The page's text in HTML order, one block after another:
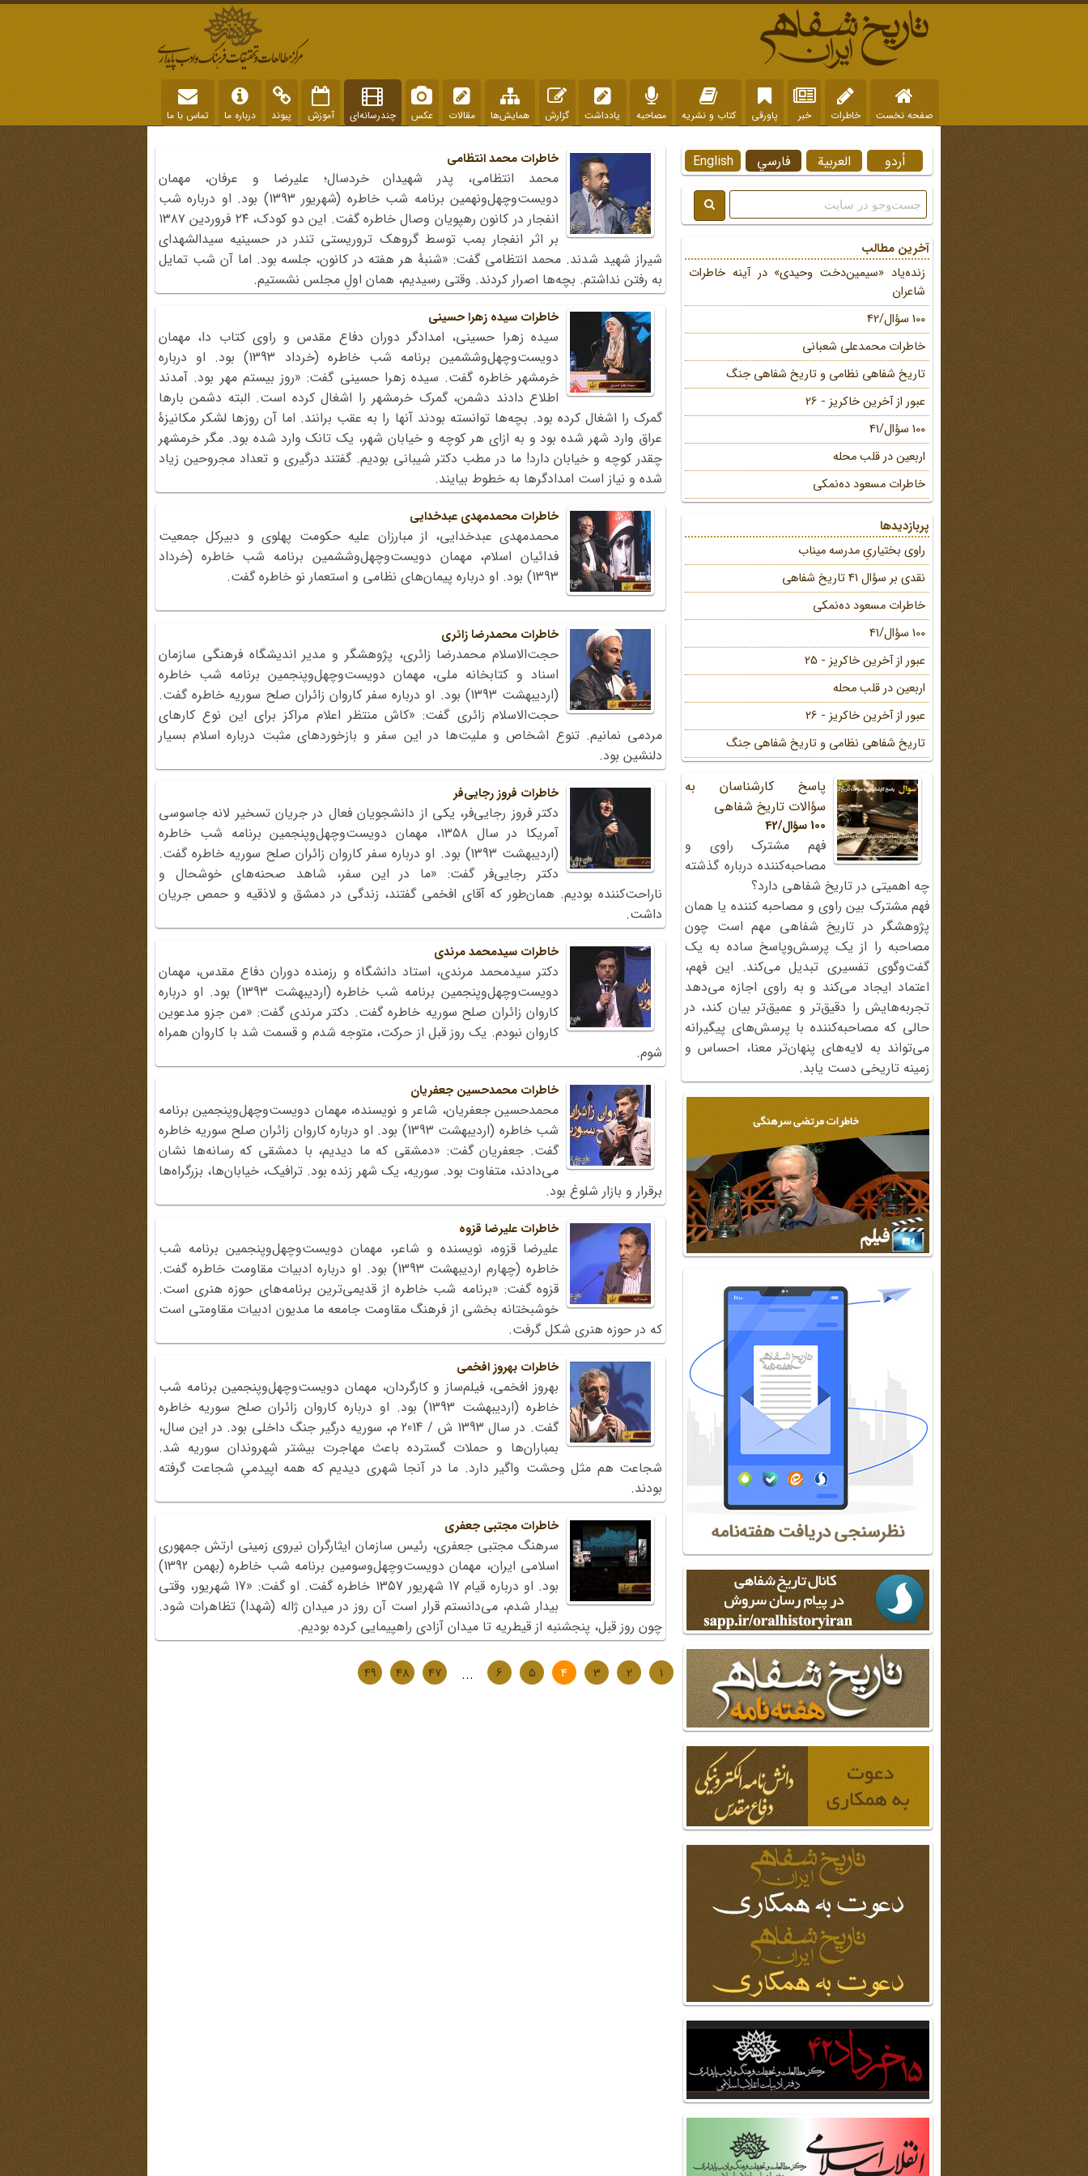
صفحه نخست خاطرات خبر پاورقی کتاب و نشریه مصاحبه یادداشت گزارش همایش‌ها مقالات عکس چندرسانه‌ای آموزش پیوند درباره ما تماس با ما
خاطرات محمد انتظامی
محمد انتظامی، پدر شهیدان خردسال؛ علیرضا و عرفان، مهمان
دویست‌وچهل‌ونهمین برنامه شب خاطره (شهریور 1393) بود. او درباره شب
انفجار در کانون رهپویان وصال خاطره گفت. این دو کودک، ۲۴‌ فروردین‌ ۱۳۸۷
بر اثر انفجار بمب توسط گروهک تروریستی تندر در حسینیه سیدالشهدای
شیراز شهید شدند. محمد انتظامی گفت: «شنبۀ هر هفته در کانون، جلسه بود. اما آن شب تمایل
به رفتن نداشتم. بچه‌ها اصرار کردند. وقتی رسیدیم، همان اولِ مجلس نشستیم.
خاطرات سیده زهرا حسینی
سیده زهرا حسینی، امدادگر دوران دفاع مقدس و راوی کتاب دا، مهمان
دویست‌وچهل‌وششمین برنامه شب خاطره (خرداد 1393) بود. او درباره
خرمشهر خاطره گفت. سیده زهرا حسینی گفت: «روز بیستم مهر بود. آمدند
اطلاع دادند دشمن، گمرک خرمشهر را اشغال کرده است. البته دشمن بارها
گمرک را اشغال کرده بود. بچه‌ها توانسته بودند آنها را به عقب برانند. اما آن روزها لشکر مکانیزۀ
عراق وارد شهر شده بود و به ازای هر کوچه و خیابان شهر، یک تانک وارد شده بود. مگر خرمشهر
چقدر کوچه و خیابان دارد! ما در مطب دکتر شیبانی بودیم. گفتند درگیری و تعداد مجروحین زیاد
شده و نیاز است امدادگرها به خطوط بیایند.
خاطرات محمدمهدی عبدخدایی
محمدمهدی عبدخدایی، از مبارزان علیه حکومت پهلوی و دبیرکل جمعیت
فدائیان اسلام، مهمان دویست‌وچهل‌وششمین برنامه شب خاطره (خرداد
1393) بود. او درباره پیمان‌های نظامی و استعمار نو خاطره گفت.
خاطرات محمدرضا زائری
حجت‌الاسلام محمدرضا زائری، پژوهشگر و مدیر اندیشگاه فرهنگی سازمان
اسناد و کتابخانه ملی، مهمان دویست‌وچهل‌وپنجمین برنامه شب خاطره
(اردیبهشت 1393) بود. او درباره سفر کاروان زائران صلح سوریه خاطره گفت.
حجت‌الاسلام زائری گفت: «کاش منتظر اعلام مراکز برای این نوع کارهای
مردمی نمانیم. تنوع اشخاص و ملیت‌ها در این سفر و بازخوردهای مثبت درباره اسلام بسیار
دلنشین بود.
خاطرات فروز رجایی‌فر
دکتر فروز رجایی‌فر، یکی از دانشجویان فعال در جریان تسخیر لانه جاسوسی
آمریکا در سال ۱۳۵۸، مهمان دویست‌وچهل‌وپنجمین برنامه شب خاطره
(اردیبهشت 1393) بود. او درباره سفر کاروان زائران صلح سوریه خاطره گفت.
دکتر رجایی‌فر گفت: «ما در این سفر، شاهد صحنه‌های خوشحال و
ناراحت‌کننده بودیم. همان‌طور که آقای افخمی گفتند، زندگی در دمشق و لاذقیه و حمص جریان
داشت.
خاطرات سیدمحمد مرندی
دکتر سیدمحمد مرندی، استاد دانشگاه و رزمنده دوران دفاع مقدس، مهمان
دویست‌وچهل‌وپنجمین برنامه شب خاطره (اردیبهشت 1393) بود. او درباره
کاروان زائران صلح سوریه خاطره گفت. دکتر مرندی گفت: «من جزو مدعوین
کاروان نبودم. یک روز قبل از حرکت، متوجه شدم و قسمت شد با کاروان همراه
شوم.
خاطرات محمدحسین جعفریان
محمدحسین جعفریان، شاعر و نویسنده، مهمان دویست‌وچهل‌وپنجمین برنامه
شب خاطره (اردیبهشت 1393) بود. او درباره کاروان زائران صلح سوریه خاطره
گفت. جعفریان گفت: «دمشقی که ما دیدیم، با دمشقی که رسانه‌ها نشان
می‌دادند، متفاوت بود. سوریه، یک شهر زنده بود. ترافیک، خیابان‌ها، بزرگراه‌ها
برقرار و بازار شلوغ بود.
خاطرات علیرضا قزوه
علیرضا قزوه، نویسنده و شاعر، مهمان دویست‌وچهل‌وپنجمین برنامه شب
خاطره (چهارم اردیبهشت 1393) بود. او درباره ادبیات مقاومت خاطره گفت.
قزوه گفت: «برنامه شب خاطره از قدیمی‌ترین برنامه‌های حوزه هنری است.
خوشبختانه بخشی از فرهنگ مقاومت جامعه ما مدیون ادبیات مقاومتی است
که در حوزه هنری شکل گرفت.
خاطرات بهروز افخمی
بهروز افخمی، فیلم‌ساز و کارگردان، مهمان دویست‌وچهل‌وپنجمین برنامه شب
خاطره (اردیبهشت 1393) بود. او درباره کاروان زائران صلح سوریه خاطره
گفت. در سال 1393 ش / 2014 م، سوریه درگیر جنگ داخلی بود. در این سال،
بمباران‌ها و حملات گسترده باعث مهاجرت بیشتر شهروندان سوریه شد.
شجاعت هم مثل وحشت واگیر دارد. ما در آنجا شهری دیدیم که همه اپیدمیِ شجاعت گرفته
بودند.
خاطرات مجتبی جعفری
سرهنگ مجتبی جعفری، رئیس سازمان ایثارگران نیروی ‌زمینی ارتش جمهوری
اسلامی ایران، مهمان دویست‌وچهل‌وسومین برنامه شب خاطره (بهمن 1392)
بود. او درباره قیام 17 شهریور 1357 خاطره گفت. او گفت: «17 شهریور، وقتی
بیدار شدم، می‌دانستم قرار است آن روز در میدان ژاله (شهدا) تظاهرات شود.
چون روز قبل، پنجشنبه از قیطریه تا میدان آزادی راهپیمایی کرده بودیم.
1
2
3
4
5
6
...
47
48
49
English فارسي العربية اُردو
آخرین مطالب
زنده‌یاد «سیمین‌دخت وحیدی» در آینه خاطرات
شاعران
100 سؤال/42
خاطرات محمد‌علی شعبانی
تاریخ شفاهی نظامی و تاریخ شفاهی جنگ
عبور از آخرین خاکریز - 26
100 سؤال/41
اربعین در قلب محله
خاطرات مسعود ده‌نمکی
پربازدیدها
راوی بختیاریِ مدرسه میناب
نقدی بر سؤال 41 تاریخ شفاهی
خاطرات مسعود ده‌نمکی
100 سؤال/41
عبور از آخرین خاکریز - 25
اربعین در قلب محله
عبور از آخرین خاکریز - 26
تاریخ شفاهی نظامی و تاریخ شفاهی جنگ
پاسخ کارشناسان به
سؤالات تاریخ شفاهی
100 سؤال/42
فهم مشترک راوی و
مصاحبه‌کننده درباره گذشته
چه اهمیتی در تاریخ شفاهی دارد؟
فهم مشترک بین راوی و مصاحبه کننده یا همان
پژوهشگر در تاریخ شفاهی مهم است چون
مصاحبه را از یک پرسش‌وپاسخ ساده به یک
گفت‌وگوی تفسیری تبدیل می‌کند. این فهم،
اعتماد ایجاد می‌کند و به راوی اجازه می‌دهد
تجربه‌هایش را دقیق‌تر و عمیق‌تر بیان کند، در
حالی که مصاحبه‌کننده با پرسش‌های پیگیرانه
می‌تواند به لایه‌های پنهان‌تر معنا، احساس و
زمینه تاریخی دست یابد.